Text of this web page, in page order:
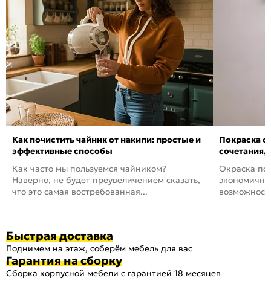
Как почистить чайник от накипи: простые и
эффективные способы
Как часто мы пользуемся чайником?
Наверно, не будет преувеличением сказать,
что это самая востребованная...
Покраска
сочетания,
Окраска
Быстрая доставка
Поднимем на этаж, соберём мебель для вас
Гарантия на сборку
Сборка корпусной мебели с гарантией 18 месяцев